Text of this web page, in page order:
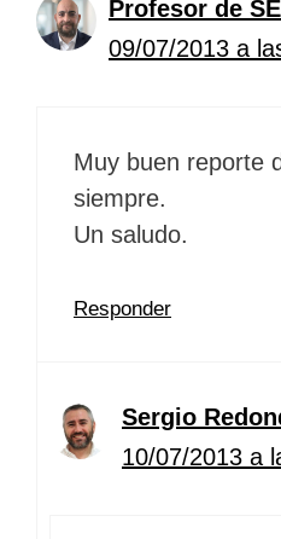
Profesor de
09/07/2013 a
Muy buen reporte
siempre.
Un saludo.
Responder
Sergio
10/07/2013 a